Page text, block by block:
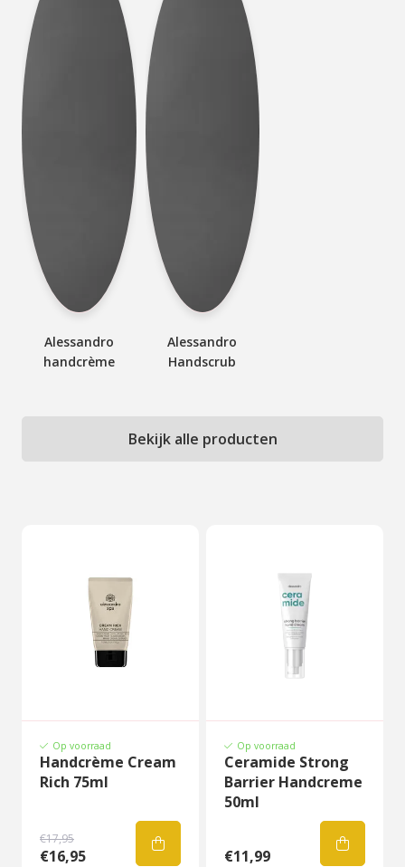
Alessandro
handcrème
Alessandro
Handscrub
Bekijk alle producten
Op voorraad
Handcrème Cream
Rich 75ml
€17,95
€16,95
Op voorraad
Ceramide Strong
Barrier Handcreme
50ml
€11,99